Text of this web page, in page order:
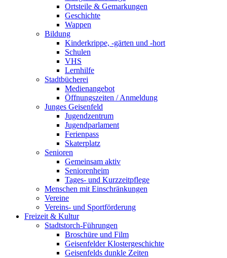
Ortsteile & Gemarkungen
Geschichte
Wappen
Bildung
Kinderkrippe, -gärten und -hort
Schulen
VHS
Lernhilfe
Stadtbücherei
Medienangebot
Öffnungszeiten / Anmeldung
Junges Geisenfeld
Jugendzentrum
Jugendparlament
Ferienpass
Skaterplatz
Senioren
Gemeinsam aktiv
Seniorenheim
Tages- und Kurzzeitpflege
Menschen mit Einschränkungen
Vereine
Vereins- und Sportförderung
Freizeit & Kultur
Stadtstorch-Führungen
Broschüre und Film
Geisenfelder Klostergeschichte
Geisenfelds dunkle Zeiten